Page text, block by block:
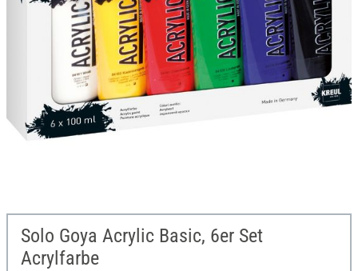
Solo Goya Acrylic Basic, 6er Set
Acrylfarbe